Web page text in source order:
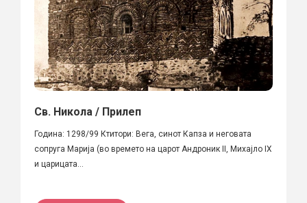
Св. Никола / Прилеп
Година: 1298/99 Ктитори: Вега, синот Капза и неговата
сопруга Марија (во времето на царот Андроник II, Михајло IX
и царицата...